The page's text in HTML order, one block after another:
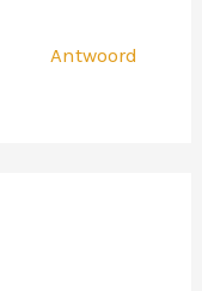
Antwoord